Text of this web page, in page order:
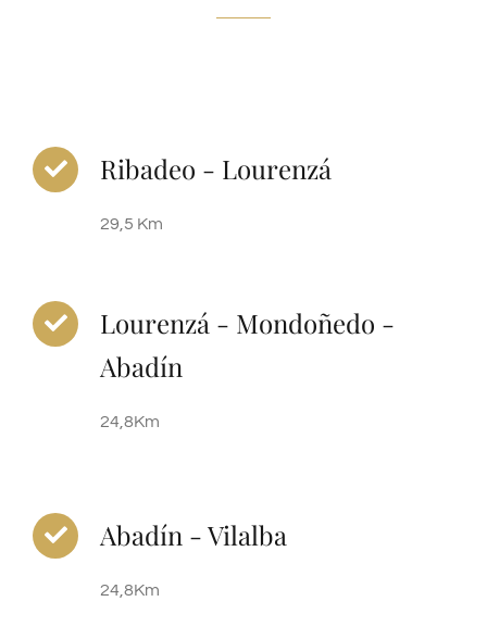
Ribadeo - Lourenzá
29,5 Km
Lourenzá - Mondoñedo -
Abadín
24,8Km
Abadín - Vilalba
24,8Km